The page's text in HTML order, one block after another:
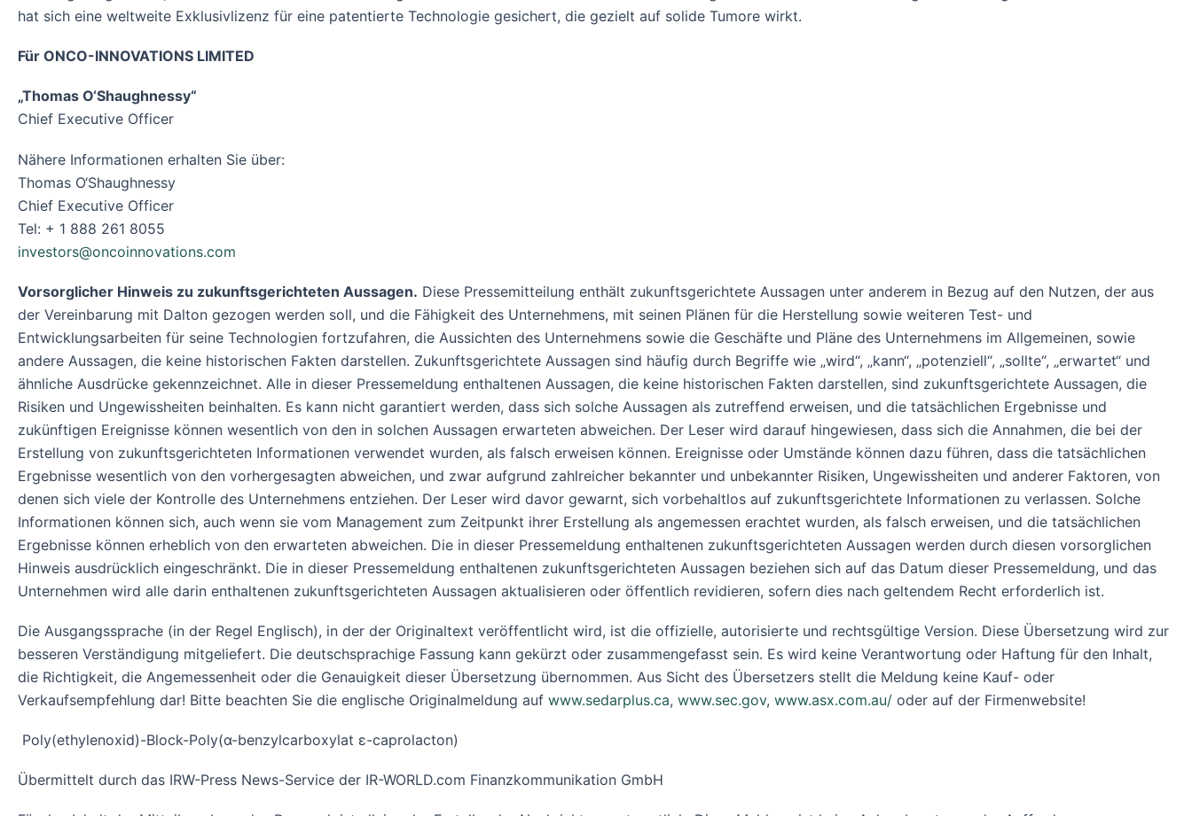
hat sich eine weltweite Exklusivlizenz für eine patentierte Technologie gesichert, die gezielt auf solide Tumore wirkt.
Für ONCO-INNOVATIONS LIMITED
„Thomas O‘Shaughnessy“
Chief Executive Officer
Nähere Informationen erhalten Sie über:
Thomas O‘Shaughnessy
Chief Executive Officer
Tel: + 1 888 261 8055
investors@oncoinnovations.com
Vorsorglicher Hinweis zu zukunftsgerichteten Aussagen. Diese Pressemitteilung enthält zukunftsgerichtete Aussagen unter anderem in Bezug auf den Nutzen, der aus
der Vereinbarung mit Dalton gezogen werden soll, und die Fähigkeit des Unternehmens, mit seinen Plänen für die Herstellung sowie weiteren Test- und
Entwicklungsarbeiten für seine Technologien fortzufahren, die Aussichten des Unternehmens sowie die Geschäfte und Pläne des Unternehmens im Allgemeinen, sowie
andere Aussagen, die keine historischen Fakten darstellen. Zukunftsgerichtete Aussagen sind häufig durch Begriffe wie „wird“, „kann“, „potenziell“, „sollte“, „erwartet“ und
ähnliche Ausdrücke gekennzeichnet. Alle in dieser Pressemeldung enthaltenen Aussagen, die keine historischen Fakten darstellen, sind zukunftsgerichtete Aussagen, die
Risiken und Ungewissheiten beinhalten. Es kann nicht garantiert werden, dass sich solche Aussagen als zutreffend erweisen, und die tatsächlichen Ergebnisse und
zukünftigen Ereignisse können wesentlich von den in solchen Aussagen erwarteten abweichen. Der Leser wird darauf hingewiesen, dass sich die Annahmen, die bei der
Erstellung von zukunftsgerichteten Informationen verwendet wurden, als falsch erweisen können. Ereignisse oder Umstände können dazu führen, dass die tatsächlichen
Ergebnisse wesentlich von den vorhergesagten abweichen, und zwar aufgrund zahlreicher bekannter und unbekannter Risiken, Ungewissheiten und anderer Faktoren, von
denen sich viele der Kontrolle des Unternehmens entziehen. Der Leser wird davor gewarnt, sich vorbehaltlos auf zukunftsgerichtete Informationen zu verlassen. Solche
Informationen können sich, auch wenn sie vom Management zum Zeitpunkt ihrer Erstellung als angemessen erachtet wurden, als falsch erweisen, und die tatsächlichen
Ergebnisse können erheblich von den erwarteten abweichen. Die in dieser Pressemeldung enthaltenen zukunftsgerichteten Aussagen werden durch diesen vorsorglichen
Hinweis ausdrücklich eingeschränkt. Die in dieser Pressemeldung enthaltenen zukunftsgerichteten Aussagen beziehen sich auf das Datum dieser Pressemeldung, und das
Unternehmen wird alle darin enthaltenen zukunftsgerichteten Aussagen aktualisieren oder öffentlich revidieren, sofern dies nach geltendem Recht erforderlich ist.
Die Ausgangssprache (in der Regel Englisch), in der der Originaltext veröffentlicht wird, ist die offizielle, autorisierte und rechtsgültige Version. Diese Übersetzung wird zur
besseren Verständigung mitgeliefert. Die deutschsprachige Fassung kann gekürzt oder zusammengefasst sein. Es wird keine Verantwortung oder Haftung für den Inhalt,
die Richtigkeit, die Angemessenheit oder die Genauigkeit dieser Übersetzung übernommen. Aus Sicht des Übersetzers stellt die Meldung keine Kauf- oder
Verkaufsempfehlung dar! Bitte beachten Sie die englische Originalmeldung auf www.sedarplus.ca, www.sec.gov, www.asx.com.au/ oder auf der Firmenwebsite!
Poly(ethylenoxid)-Block-Poly(α-benzylcarboxylat ε-caprolacton)
Übermittelt durch das IRW-Press News-Service der IR-WORLD.com Finanzkommunikation GmbH